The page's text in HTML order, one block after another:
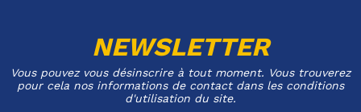
NEWSLETTER
Vous pouvez vous désinscrire à tout moment. Vous trouverez
pour cela nos informations de contact dans les conditions
d'utilisation du site.